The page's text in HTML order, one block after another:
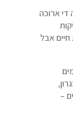
ארוכה
אבל
–